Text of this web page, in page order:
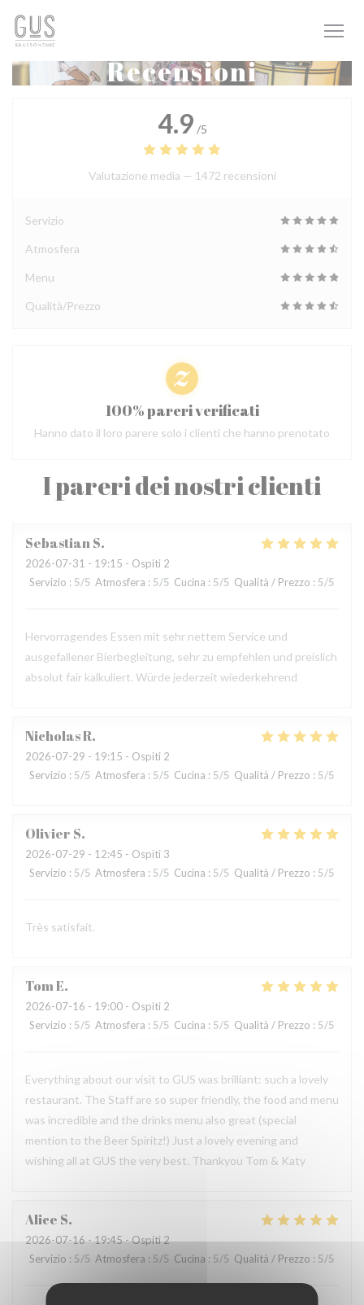
Personalizzazione delle tue scelte sui cookie
Recensioni
I pareri dei nostri clienti
SebastianS
2026-07-31 - 19:15 - Ospiti 2
Servizio : 5/5 Atmosfera : 5/5 Cucina : 5/5 Qualità / Prezzo : 5/5
Hervorragendes Essen mit sehr nettem Service und
ausgefallener Bierbegleitung, sehr zu empfehlen und preislich
absolut fair kalkuliert. Würde jederzeit wiederkehrend
NicholasR
2026-07-29 - 19:15 - Ospiti 2
Servizio : 5/5 Atmosfera : 5/5 Cucina : 5/5 Qualità / Prezzo : 5/5
Olivier S
2026-07-29 - 12:45 - Ospiti 3
Servizio : 5/5 Atmosfera : 5/5 Cucina : 5/5 Qualità / Prezzo : 5/5
Très satisfait.
TomE
2026-07-16 - 19:00 - Ospiti 2
Servizio : 5/5 Atmosfera : 5/5 Cucina : 5/5 Qualità / Prezzo : 5/5
Everything about our visit to GUS was brilliant: such a lovely
restaurant. The Staff are so super friendly, the food and menu
was incredible and the drinks menu also great (special
mention to the Beer Spiritz!) Just a lovely evening and
wishing all at GUS the very best. Thankyou Tom & Katy
Alice S
2026-07-16- 19:45 - Ospiti 2
Servizio : 5/5 Atmosfera : 5/5 Cucina : 5/5 Qualità / Prezzo : 5/5
4.9 /5
Valutazione media — 1472 recensioni
Servizio
Atmosfera
Menu
Qualità/Prezzo
100% pareri verificati
Hanno dato il loro parere solo i clienti che hanno prenotato